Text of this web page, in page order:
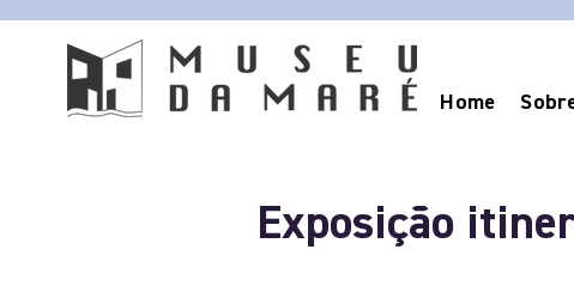
Home
Exposição